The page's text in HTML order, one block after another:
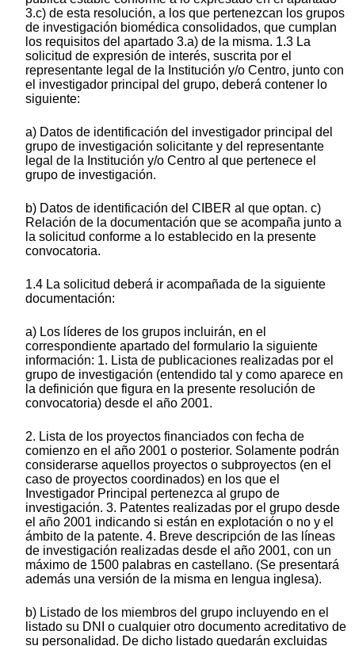
3.c) de esta resolución, a los que pertenezcan los grupos
de investigación biomédica consolidados, que cumplan
los requisitos del apartado 3.a) de la misma. 1.3 La
solicitud de expresión de interés, suscrita por el
representante legal de la Institución y/o Centro, junto con
el investigador principal del grupo, deberá contener lo
siguiente:
a) Datos de identificación del investigador principal del
grupo de investigación solicitante y del representante
legal de la Institución y/o Centro al que pertenece el
grupo de investigación.
b) Datos de identificación del CIBER al que optan. c)
Relación de la documentación que se acompaña junto a
la solicitud conforme a lo establecido en la presente
convocatoria.
1.4 La solicitud deberá ir acompañada de la siguiente
documentación:
a) Los líderes de los grupos incluirán, en el
correspondiente apartado del formulario la siguiente
información: 1. Lista de publicaciones realizadas por el
grupo de investigación (entendido tal y como aparece en
la definición que figura en la presente resolución de
convocatoria) desde el año 2001.
2. Lista de los proyectos financiados con fecha de
comienzo en el año 2001 o posterior. Solamente podrán
considerarse aquellos proyectos o subproyectos (en el
caso de proyectos coordinados) en los que el
Investigador Principal pertenezca al grupo de
investigación. 3. Patentes realizadas por el grupo desde
el año 2001 indicando si están en explotación o no y el
ámbito de la patente. 4. Breve descripción de las líneas
de investigación realizadas desde el año 2001, con un
máximo de 1500 palabras en castellano. (Se presentará
además una versión de la misma en lengua inglesa).
b) Listado de los miembros del grupo incluyendo en el
listado su DNI o cualquier otro documento acreditativo de
su personalidad. De dicho listado quedarán excluidas